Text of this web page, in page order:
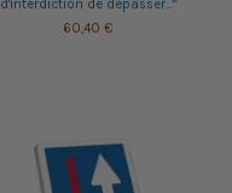
d'interdiction de dépasser..."
60,40 €